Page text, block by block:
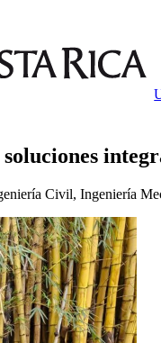
Civil, Ingeniería